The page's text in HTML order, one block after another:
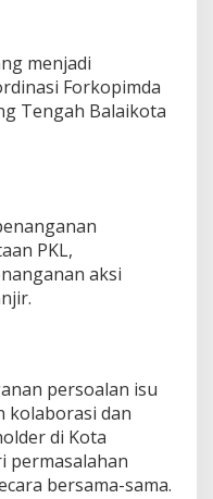
menjadi
Forkopimda
Tengah Balaikota
PKL,
aksi
persoalan isu
kolaborasi dan
di Kota
permasalahan
bersama-sama.